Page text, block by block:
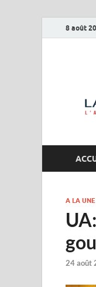
8 août
A LA UNE
24 août